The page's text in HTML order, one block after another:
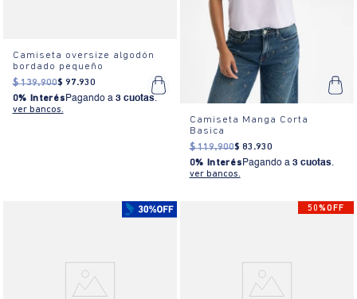
Camiseta oversize algodón
bordado pequeño
$ 139.900$ 97.930
0% Interés Pagando a 3 cuotas.
ver bancos.
Camiseta Manga Corta
Basica
$ 119.900$ 83 .930
0% Interés Pagando a 3 cuotas.
ver bancos.
50%OFF